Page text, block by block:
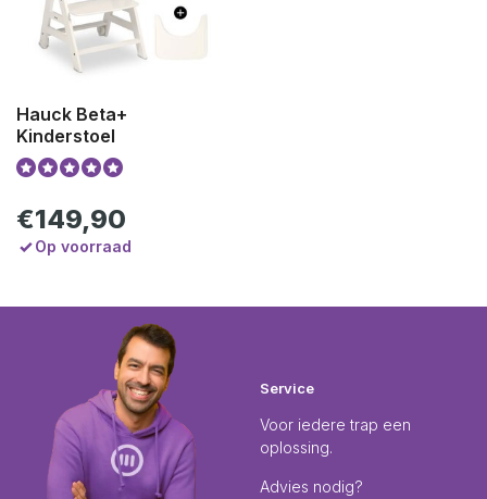
Hauck Beta+
Kinderstoel
€149,90
Op voorraad
Service
Voor iedere trap een
oplossing.
Advies nodig?